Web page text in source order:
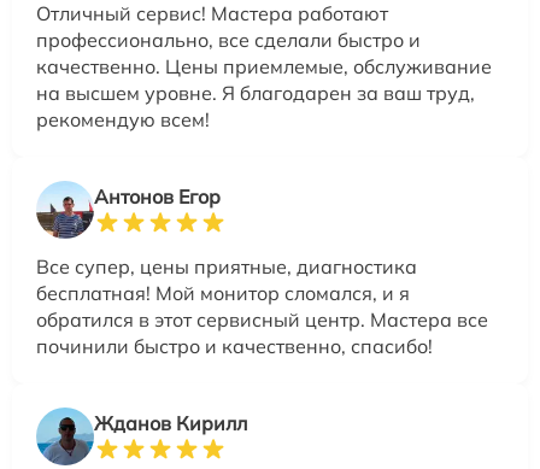
Отличный сервис! Мастера работают
профессионально, все сделали быстро и
качественно. Цены приемлемые, обслуживание
на высшем уровне. Я благодарен за ваш труд,
рекомендую всем!
Антонов Егор
Все супер, цены приятные, диагностика
бесплатная! Мой монитор сломался, и я
обратился в этот сервисный центр. Мастера все
починили быстро и качественно, спасибо!
Жданов Кирилл